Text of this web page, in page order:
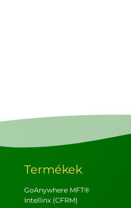
Termékek
GoAnywhere MFT®
Intellinx (CFRM)